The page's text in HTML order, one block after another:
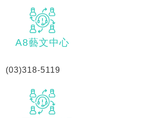
A8藝文中心
(03)318-5119